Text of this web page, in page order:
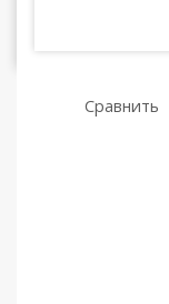
Сравнить